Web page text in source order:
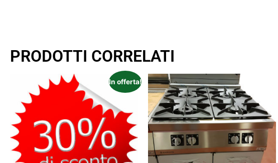
PRODOTTI CORRELATI
In offerta!